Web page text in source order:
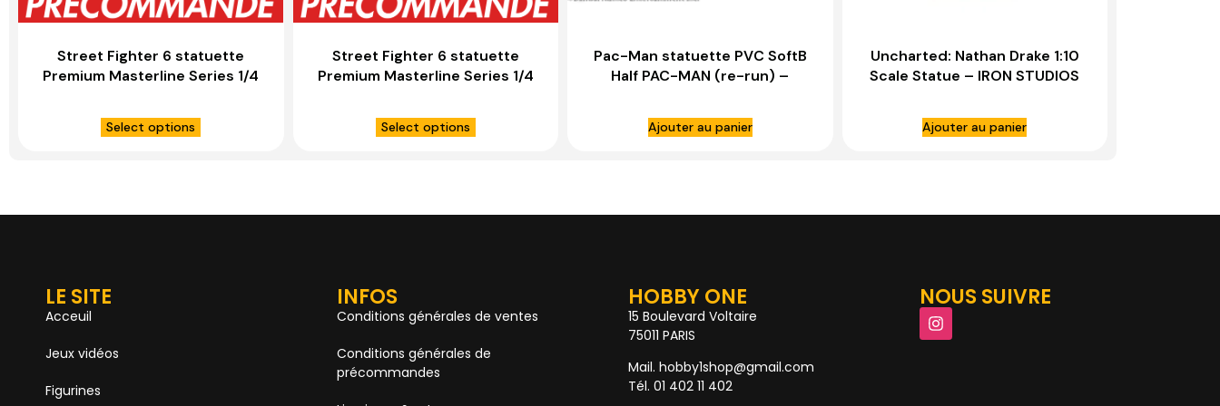
Street Fighter 6 statuette
Premium Masterline Series 1/4
1 STUDIO
Select options
Street Fighter 6 statuette
Premium Masterline Series 1/4
Select options
Pac-Man statuette PVC SoftB
Half PAC-MAN (re-run) –
Ajouter au panier
Uncharted: Nathan Drake 1:10
Scale Statue – IRON STUDIOS
Ajouter au panier
LE SITE
Acceuil
Jeux vidéos
Figurines
INFOS
Conditions générales de ventes
Conditions générales de
précommandes
HOBBY ONE
15 Boulevard Voltaire
75011 PARIS
Mail. hobby1shop@gmail.com
Tél. 01 402 11 402
NOUS SUIVRE